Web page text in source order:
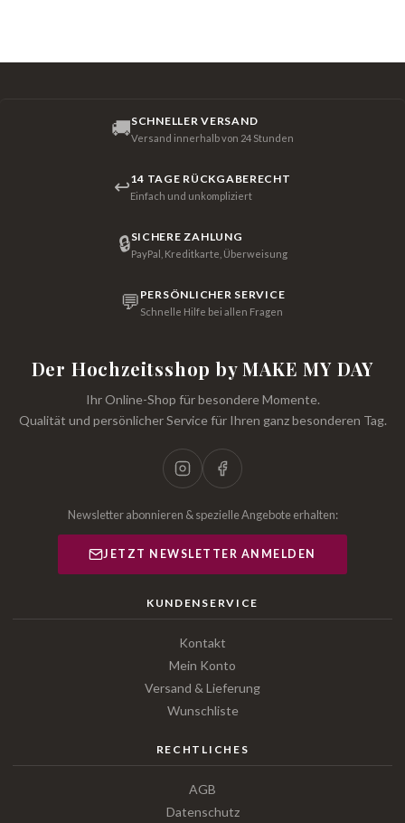
🚚SCHNELLER VERSAND
Versand innerhalb von 24 Stunden
↩14 TAGE RÜCKGABERECHT
Einfach und unkompliziert
🔒SICHERE ZAHLUNG
PayPal, Kreditkarte, Überweisung
💬 PERSÖNLICHER SERVICE
Schnelle Hilfe bei allen Fragen
Der Hochzeitsshop by MAKE MY DAY
Ihr Online-Shop für besondere Momente.
Qualität und persönlicher Service für Ihren ganz besonderen Tag.
Newsletter abonnieren & spezielle Angebote erhalten:
JETZT NEWSLETTER ANMELDEN
KUNDENSERVICE
Kontakt
Mein Konto
Versand & Lieferung
Wunschliste
RECHTLICHES
AGB
Datenschutz